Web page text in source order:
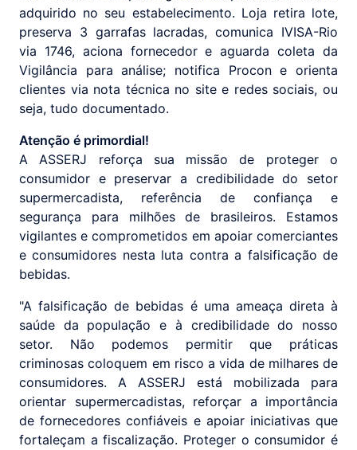
adquirido no seu estabelecimento. Loja retira lote,
preserva 3 garrafas lacradas, comunica IVISA-Rio
via 1746, aciona fornecedor e aguarda coleta da
Vigilância para análise; notifica Procon e orienta
clientes via nota técnica no site e redes sociais, ou
seja, tudo documentado.
Atenção é primordial!
A ASSERJ reforça sua missão de proteger o
consumidor e preservar a credibilidade do setor
supermercadista, referência de confiança e
segurança para milhões de brasileiros. Estamos
vigilantes e comprometidos em apoiar comerciantes
e consumidores nesta luta contra a falsificação de
bebidas.
"A falsificação de bebidas é uma ameaça direta à
saúde da população e à credibilidade do nosso
setor. Não podemos permitir que práticas
criminosas coloquem em risco a vida de milhares de
consumidores. A ASSERJ está mobilizada para
orientar supermercadistas, reforçar a importância
de fornecedores confiáveis e apoiar iniciativas que
fortaleçam a fiscalização. Proteger o consumidor é